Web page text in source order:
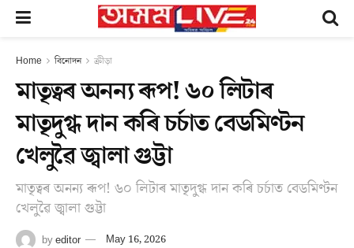
Home বিনোদন ক্ৰীড়া
মাতৃত্বৰ অনন্য ৰূপ! ৬০ লিটাৰ
মাতৃদুগ্ধ দান কৰি চৰ্চাত বেডমিণ্টন
খেলুৱৈ জ্বালা গুট্টা
মাতৃত্বৰ অনন্য ৰূপ! ৬০ লিটাৰ মাতৃদুগ্ধ দান কৰি চৰ্চাত বেডমিণ্টন
খেলুৱৈ জ্বালা গুট্টা
byeditor May 16, 2026